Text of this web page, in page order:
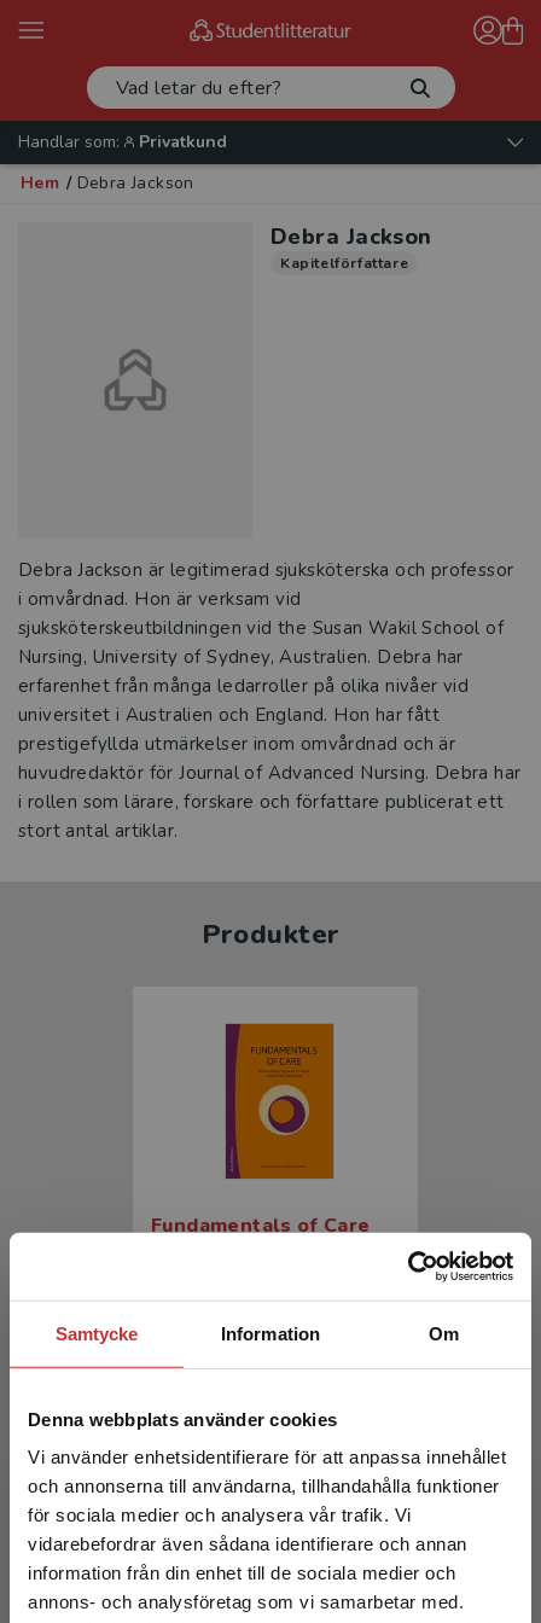
Samtycke Information Om
Denna webbplats använder cookies
Vi använder enhetsidentifierare för att anpassa innehållet
och annonserna till användarna, tillhandahålla funktioner
för sociala medier och analysera vår trafik. Vi
vidarebefordrar även sådana identifierare och annan
information från din enhet till de sociala medier och
annons- och analysföretag som vi samarbetar med.
Begränsad fraktregion
Handlar som:
Privatkund
Hem / Debra Jackson
Debra Jackson
Kapitelförfattare
Debra Jackson är legitimerad sjuksköterska och professor
i omvårdnad. Hon är verksam vid
sjuksköterskeutbildningen vid the Susan Wakil School of
Nursing, University of Sydney, Australien. Debra har
erfarenhet från många ledarroller på olika nivåer vid
universitet i Australien och England. Hon har fått
prestigefyllda utmärkelser inom omvårdnad och är
huvudredaktör för Journal of Advanced Nursing. Debra har
i rollen som lärare, forskare och författare publicerat ett
stort antal artiklar.
Produkter
Fundamentals of Care
inkl. moms
Exkl. moms: 305 kr
Fundamentals of Care